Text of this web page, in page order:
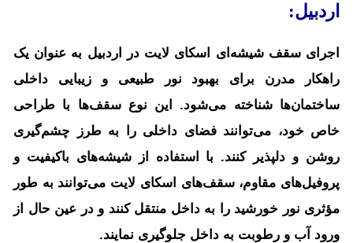
اردبیل:
اجرای سقف شیشه‌ای اسکای لایت در اردبیل به عنوان یک
راهکار مدرن برای بهبود نور طبیعی و زیبایی داخلی
ساختمان‌ها شناخته می‌شود. این نوع سقف‌ها با طراحی
خاص خود، می‌توانند فضای داخلی را به طرز چشم‌گیری
روشن و دلپذیر کنند. با استفاده از شیشه‌های باکیفیت و
پروفیل‌های مقاوم، سقف‌های اسکای لایت می‌توانند به طور
مؤثری نور خورشید را به داخل منتقل کنند و در عین حال از
ورود آب و رطوبت به داخل جلوگیری نمایند.